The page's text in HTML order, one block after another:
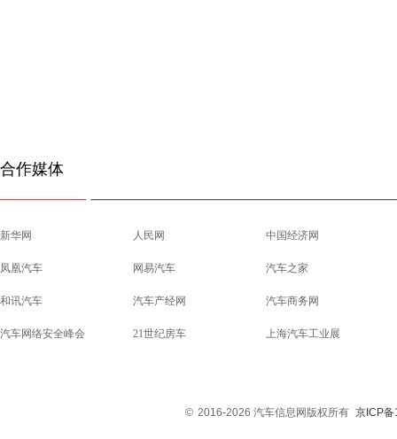
合作媒体
新华网 人民网 中国经济网
凤凰汽车 网易汽车 汽车之家
和讯汽车 汽车产经网 汽车商务网
汽车网络安全峰会 21世纪房车 上海汽车工业展
© 2016-2026 汽车信息网版权所有 京ICP